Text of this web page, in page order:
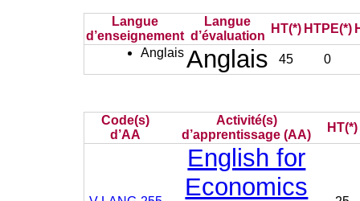
Langue
d’enseignement
Langue
d’évaluation
HT(*) HTPE(*)
AnglaisAnglais 45 0
Code(s)
d’AA
Activité(s)
d’apprentissage (AA)
HT(*)
English for
Economics